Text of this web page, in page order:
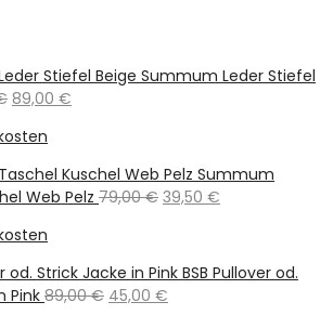
Summum Leder Stiefel
Ursprünglicher
war:
189,95 €
89,00 €
89,00 €.
Summum
Web Pelz 79,00€ Ursprünglicher
79,00 €
39,50 €
39,50 €.
BSB Pullover od.
Pink 89,00€ Ursprünglicher
45,00 €